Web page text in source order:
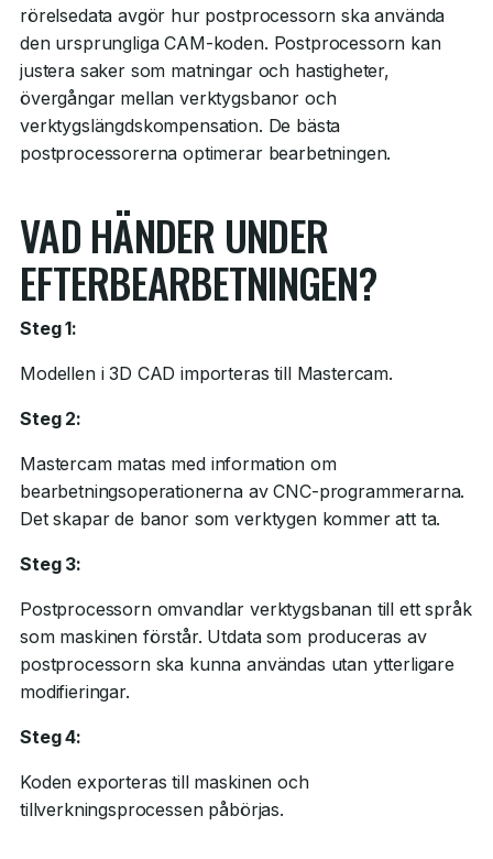
rörelsedata avgör hur postprocessorn ska använda
den ursprungliga CAM-koden. Postprocessorn kan
justera saker som matningar och hastigheter,
övergångar mellan verktygsbanor och
verktygslängdskompensation. De bästa
postprocessorerna optimerar bearbetningen.
VAD HÄNDER UNDER
EFTERBEARBETNINGEN?
Steg 1:
Modellen i 3D CAD importeras till Mastercam.
Steg 2:
Mastercam matas med information om
bearbetningsoperationerna av CNC-programmerarna.
Det skapar de banor som verktygen kommer att ta.
Steg 3:
Postprocessorn omvandlar verktygsbanan till ett språk
som maskinen förstår. Utdata som produceras av
postprocessorn ska kunna användas utan ytterligare
modifieringar.
Steg 4:
Koden exporteras till maskinen och
tillverkningsprocessen påbörjas.